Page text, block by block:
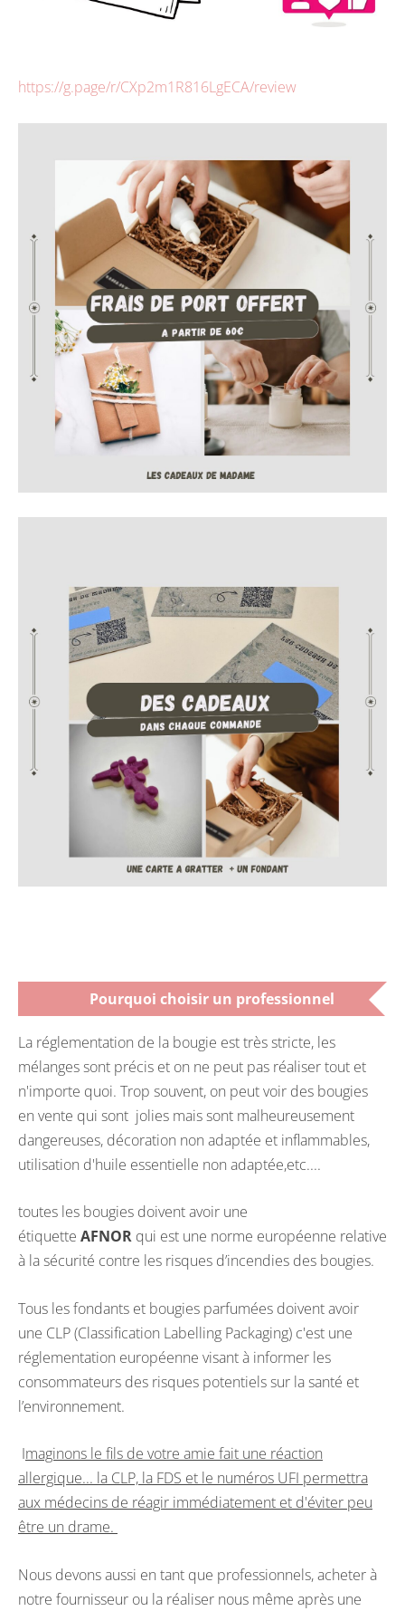
https://g.page/r/CXp2m1R816LgECA/review
Pourquoi choisir un professionnel
La réglementation de la bougie est très stricte, les
mélanges sont précis et on ne peut pas réaliser tout et
n'importe quoi. Trop souvent, on peut voir des bougies
en vente qui sont jolies mais sont malheureusement
dangereuses, décoration non adaptée et inflammables,
utilisation d'huile essentielle non adaptée,etc....
toutes les bougies doivent avoir une
étiquette AFNOR qui est une norme européenne relative
à la sécurité contre les risques d’incendies des bougies.
Tous les fondants et bougies parfumées doivent avoir
une CLP (Classification Labelling Packaging) c'est une
réglementation européenne visant à informer les
consommateurs des risques potentiels sur la santé et
l’environnement.
Imaginons le fils de votre amie fait une réaction
allergique... la CLP, la FDS et le numéros UFI permettra
aux médecins de réagir immédiatement et d'éviter peu
être un drame.
Nous devons aussi en tant que professionnels, acheter à
notre fournisseur ou la réaliser nous même après une